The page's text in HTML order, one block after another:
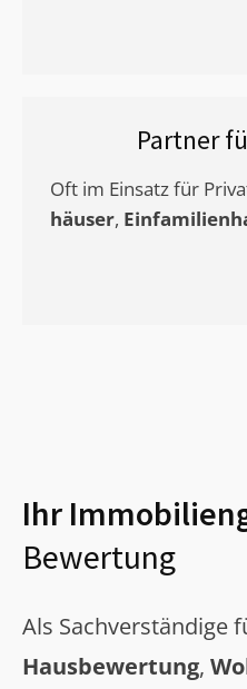
Partner
Oft im Einsatz für
häuser,
Ihr
Bewertung
Als Sachverständige
Hausbewertung,